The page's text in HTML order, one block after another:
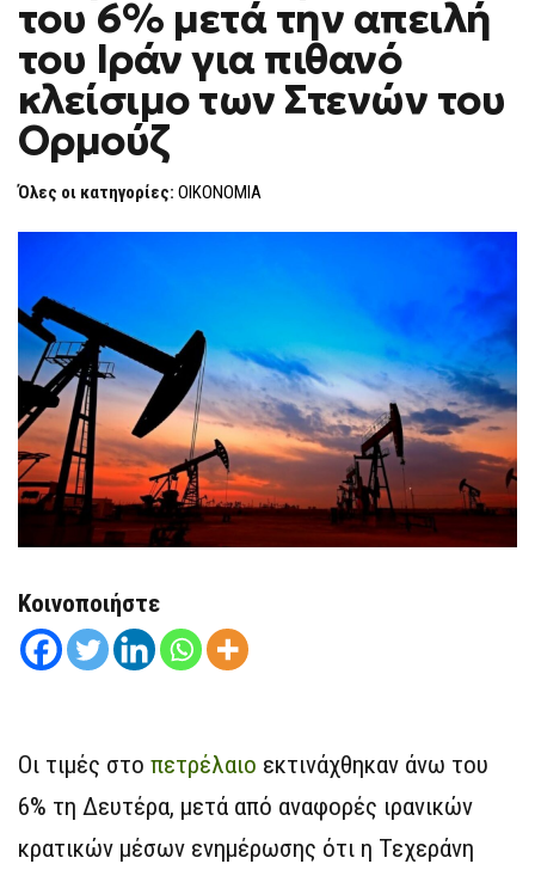
ΤΟΥ
6%
ΜΕΤΆ
ΤΗΝ
ΑΠΕΙΛΉ
ΤΟΥ
ΚΛΕΊΣΙΜΟ
ΤΩΝ
ΤΟΥ
του 6% μετά την απειλή
του Ιράν για πιθανό
κλείσιμο των Στενών του
Ορμούζ
Όλες οι κατηγορίες: ΟΙΚΟΝΟΜΙΑ
Κοινοποιήστε
Οι τιμές στο πετρέλαιο εκτινάχθηκαν άνω του
6% τη Δευτέρα, μετά από αναφορές ιρανικών
κρατικών μέσων ενημέρωσης ότι η Τεχεράνη